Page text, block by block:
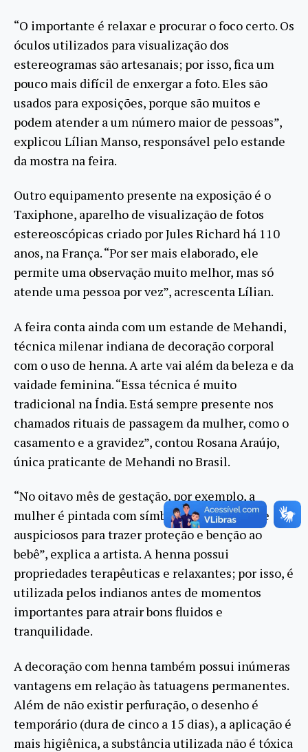
“O importante é relaxar e procurar o foco certo. Os
óculos utilizados para visualização dos
estereogramas são artesanais; por isso, fica um
pouco mais difícil de enxergar a foto. Eles são
usados para exposições, porque são muitos e
podem atender a um número maior de pessoas”,
explicou Lílian Manso, responsável pelo estande
da mostra na feira.
Outro equipamento presente na exposição é o
Taxiphone, aparelho de visualização de fotos
estereoscópicas criado por Jules Richard há 110
anos, na França. “Por ser mais elaborado, ele
permite uma observação muito melhor, mas só
atende uma pessoa por vez”, acrescenta Lílian.
A feira conta ainda com um estande de Mehandi,
técnica milenar indiana de decoração corporal
com o uso de henna. A arte vai além da beleza e da
vaidade feminina. “Essa técnica é muito
tradicional na Índia. Está sempre presente nos
chamados rituais de passagem da mulher, como o
casamento e a gravidez”, contou Rosana Araújo,
única praticante de Mehandi no Brasil.
“No oitavo mês de gestação, por exemplo, a
mulher é pintada com símbolos tradicionais e
auspiciosos para trazer proteção e benção ao
bebê”, explica a artista. A henna possui
propriedades terapêuticas e relaxantes; por isso, é
utilizada pelos indianos antes de momentos
importantes para atrair bons fluidos e
tranquilidade.
A decoração com henna também possui inúmeras
vantagens em relação às tatuagens permanentes.
Além de não existir perfuração, o desenho é
temporário (dura de cinco a 15 dias), a aplicação é
mais higiênica, a substância utilizada não é tóxica